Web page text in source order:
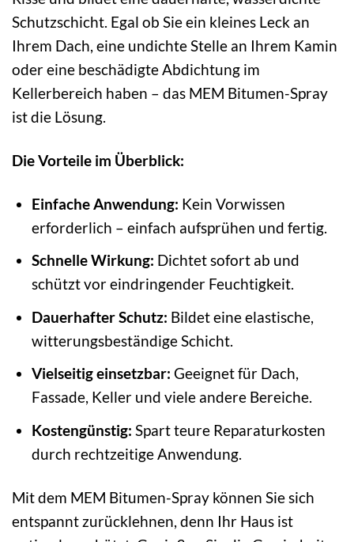
Schutzschicht. Egal ob Sie ein kleines Leck an
Ihrem Dach, eine undichte Stelle an Ihrem Kamin
oder eine beschädigte Abdichtung im
Kellerbereich haben – das MEM Bitumen-Spray
ist die Lösung.
Die Vorteile im Überblick:
Einfache Anwendung: Kein Vorwissen
erforderlich – einfach aufsprühen und fertig.
Schnelle Wirkung: Dichtet sofort ab und
schützt vor eindringender Feuchtigkeit.
Dauerhafter Schutz: Bildet eine elastische,
witterungsbeständige Schicht.
Vielseitig einsetzbar: Geeignet für Dach,
Fassade, Keller und viele andere Bereiche.
Kostengünstig: Spart teure Reparaturkosten
durch rechtzeitige Anwendung.
Mit dem MEM Bitumen-Spray können Sie sich
entspannt zurücklehnen, denn Ihr Haus ist